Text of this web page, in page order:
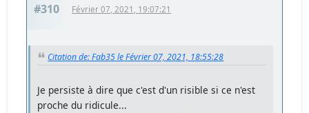
#310 Février 07, 2021, 19:07:21
Citation de: Fab35 le Février 07, 2021, 18:55:28
Je persiste à dire que c'est d'un risible si ce n'est
proche du ridicule...